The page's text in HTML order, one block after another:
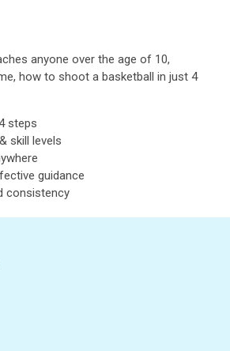
anyone over the age of 10,
how to shoot a basketball in just 4
steps
skill levels
guidance
consistency